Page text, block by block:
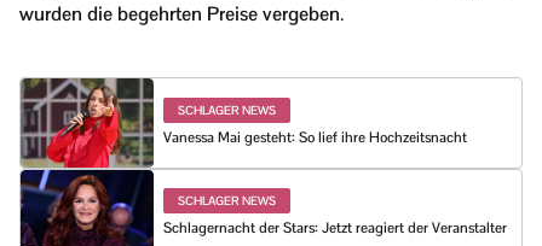
wurden die begehrten Preise vergeben.
SCHLAGER NEWS
Vanessa Mai gesteht: So lief ihre Hochzeitsnacht
SCHLAGER NEWS
Schlagernacht der Stars: Jetzt reagiert der Veranstalter